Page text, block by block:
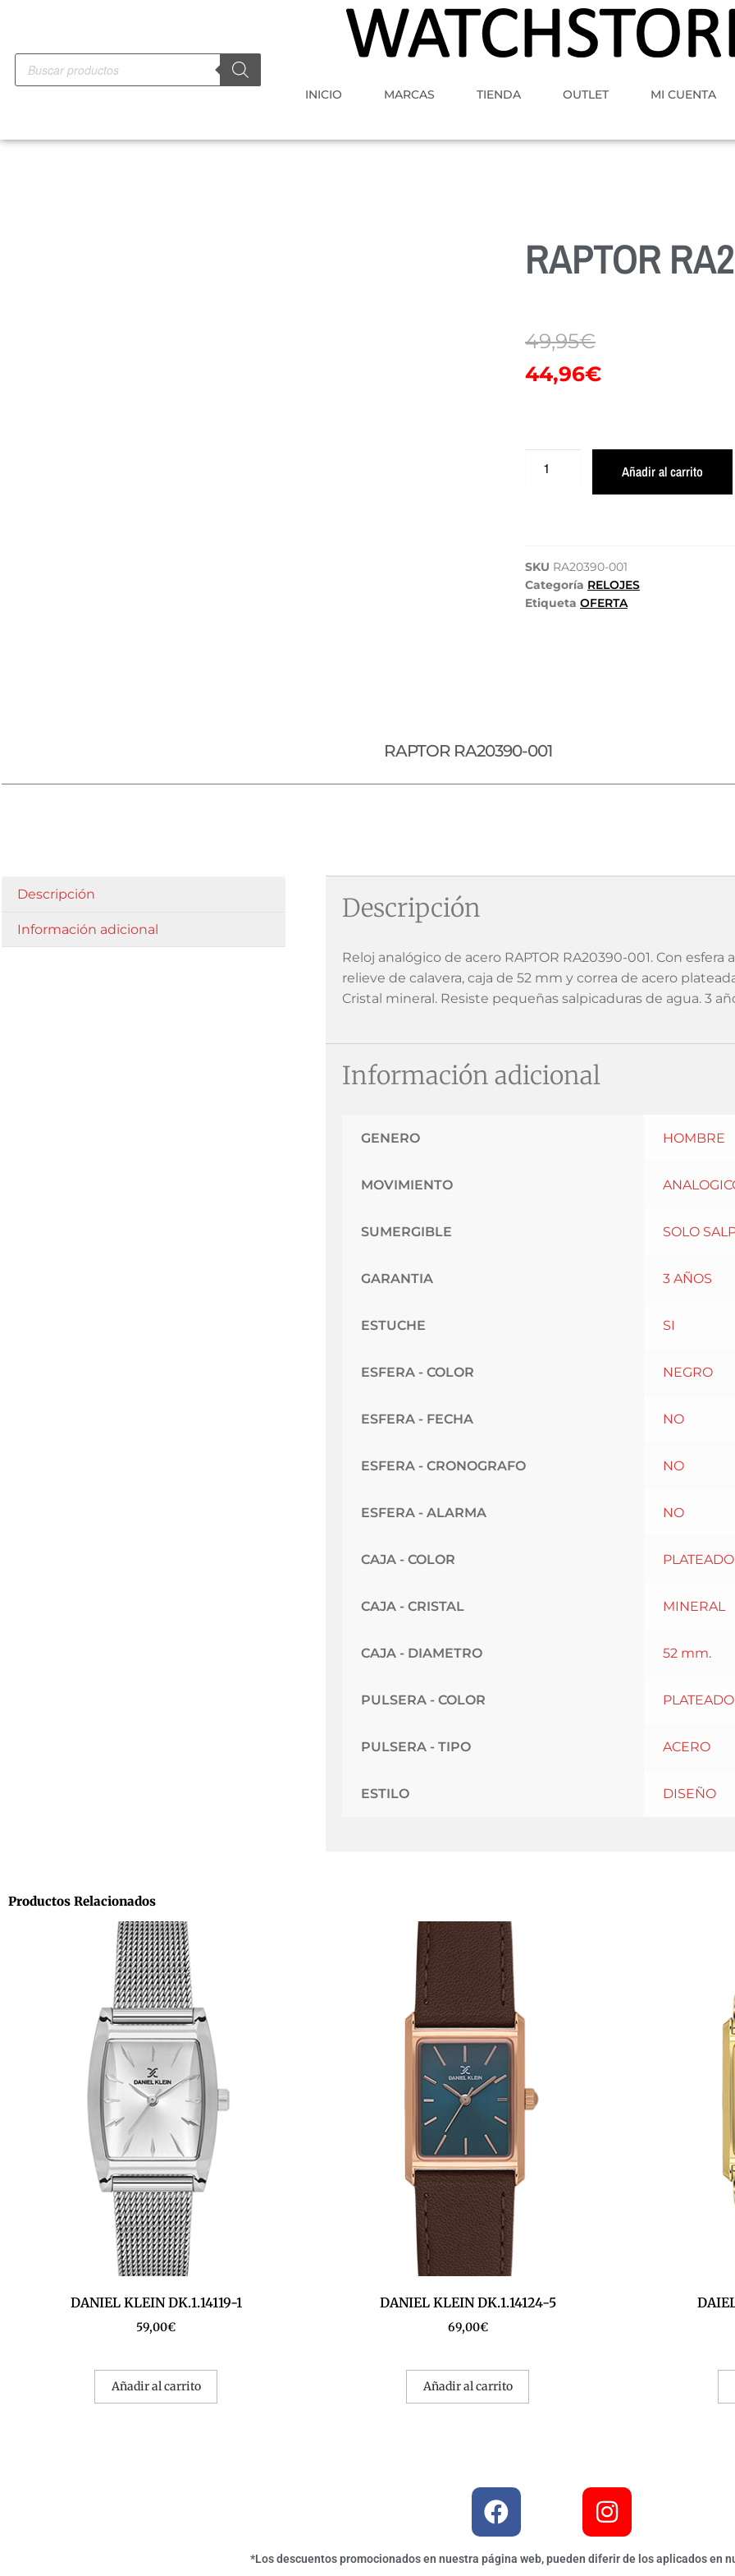
INICIO MARCAS TIENDA OUTLET MI CUENTA
RAPTOR
49,95€
44,96€
Añadir al carrito
SKU RA20390-001
Categoría RELOJES
Etiqueta OFERTA
RAPTOR RA20390-001
Descripción
Información adicional
Descripción
Reloj analógico de acero RAPTOR RA20390-001. Con
relieve de calavera, caja de 52 mm y correa de acero
Cristal mineral. Resiste pequeñas salpicaduras de agua. 3
Información adicional
GENERO HOMBRE
MOVIMIENTO
SUMERGIBLE SOLO
GARANTIA 3 AÑOS
ESTUCHE SI
ESFERA - COLOR NEGRO
ESFERA - FECHA NO
ESFERA - CRONOGRAFO NO
ESFERA - ALARMA NO
CAJA - COLOR PLATEADO
CAJA - CRISTAL MINERAL
CAJA - DIAMETRO 52 mm.
PULSERA - COLOR PLATEADO
PULSERA - TIPO ACERO
ESTILO DISEÑO
Productos Relacionados
DANIEL KLEIN DK.1.14119-1
59,00€
Añadir al carrito
DANIEL KLEIN DK.1.14124-5
69,00€
Añadir al carrito
*Los descuentos promocionados en nuestra página web, pueden diferir de los aplicados en